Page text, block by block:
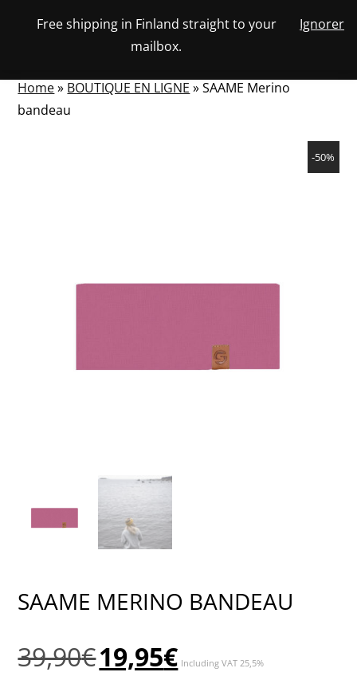
Free shipping in Finland straight to your
mailbox.
Ignorer
SEARCH
View
CART
Home» BOUTIQUE EN LIGNE »SAAME Merino
bandeau
-50%
SAAME MERINO BANDEAU
39,90€ Le
prix
19,95€prix
Including VAT 25,5%